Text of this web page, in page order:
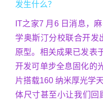
发生什么？
IT之家7 月6 日消息，
学奥斯汀分校联合开发
原型。相关成果已发表
开发可单步全息固化的
片搭载160 纳米厚光学
体尺寸甚至小让我们回